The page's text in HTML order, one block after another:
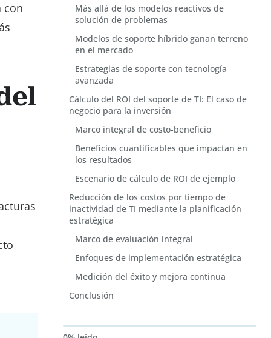
con
Más allá de los modelos reactivos de
solución de problemas
Modelos de soporte híbrido ganan terreno
en el mercado
Estrategias de soporte con tecnología
avanzada
Cálculo del ROI del soporte de TI: El caso de
negocio para la inversión
Marco integral de costo-beneficio
Beneficios cuantificables que impactan en
los resultados
Escenario de cálculo de ROI de ejemplo
Reducción de los costos por tiempo de
inactividad de TI mediante la planificación
estratégica
Marco de evaluación integral
Enfoques de implementación estratégica
Medición del éxito y mejora continua
Conclusión